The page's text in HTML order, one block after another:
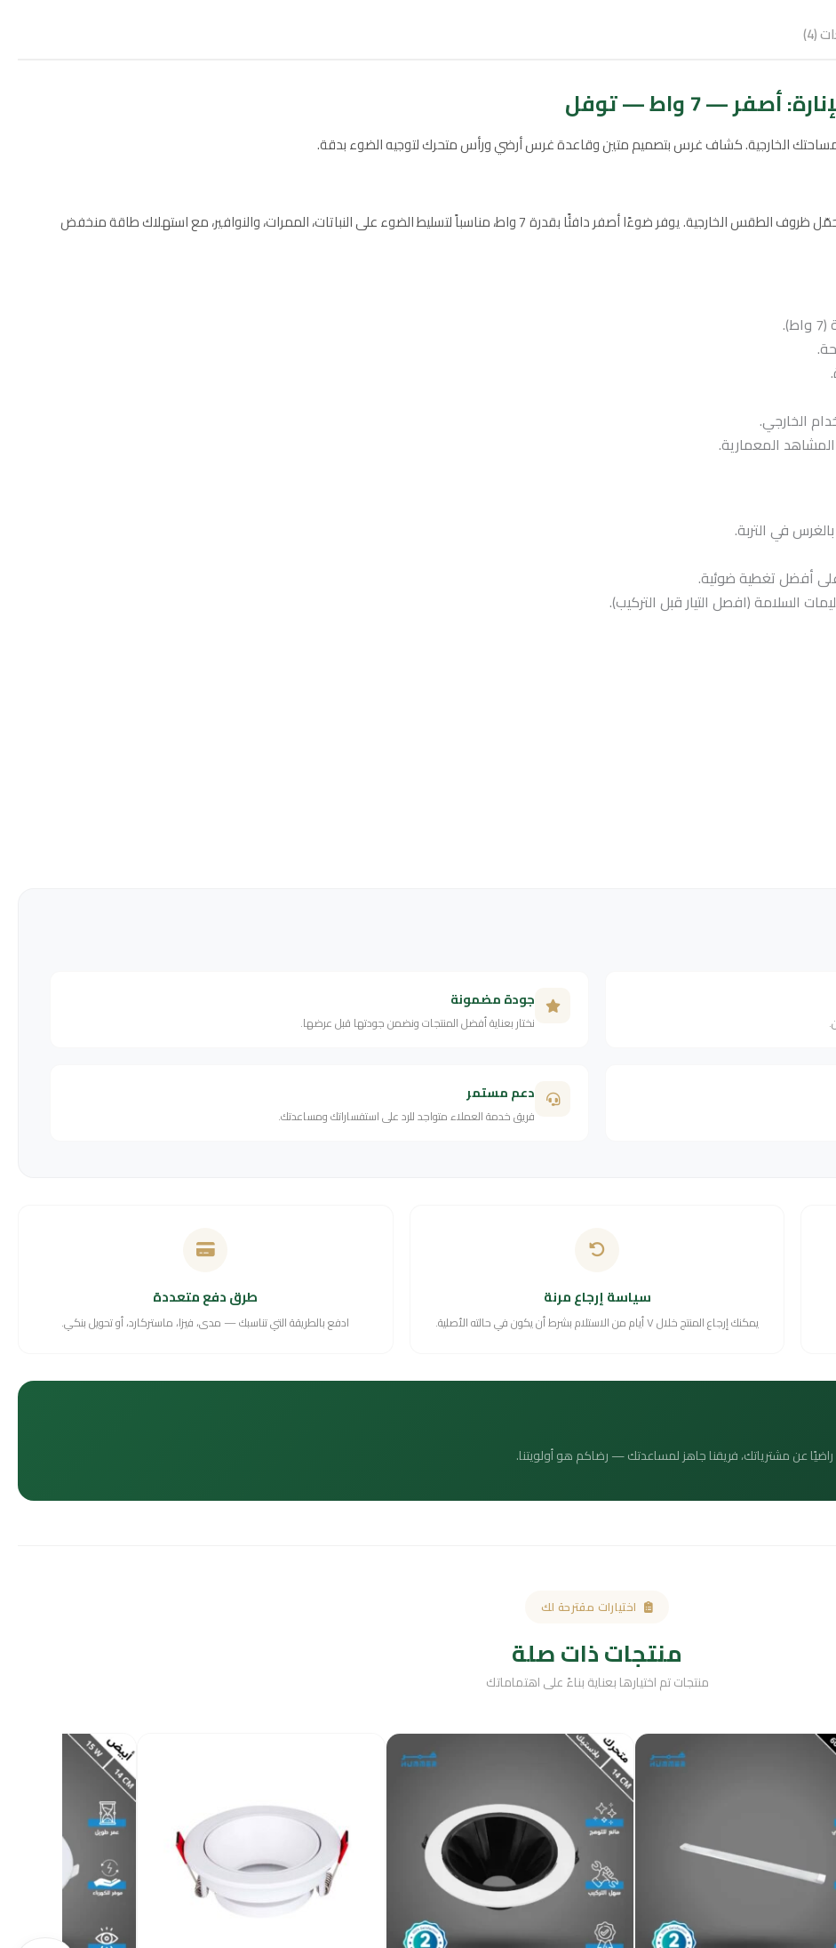
(4)
— 7 واط — توفل
الخارجية. كشاف غرس بتصميم متين وقاعدة غرس أرضي ورأس متحرك لتوجيه الضوء بدقة.
جدد مظهر حديقتك مع كشاف غرس يعمل بالكهرباء ومصمم لتحمّل ظروف الطقس الخارجية. يوفر ضوءًا أصفر دافئًا بقدرة 7 واط، مناسباً لتسليط الضوء على النباتات، الممرات، والنوافير، مع استهلاك طاقة منخفض
الخارجي.
المعمارية.
في التربة.
أفضل تغطية ضوئية.
السلامة (افصل التيار قبل التركيب).
جودة مضمونة
نختار بعناية أفضل المنتجات ونضمن جودتها قبل عرضها.
دعم مستمر
فريق خدمة العملاء متواجد للرد على استفساراتك ومساعدتك.
سياسة إرجاع مرنة
يمكنك إرجاع المنتج خلال ٧ أيام من الاستلام بشرط أن يكون في حالته الأصلية.
طرق دفع متعددة
ادفع بالطريقة التي تناسبك — مدى، فيزا، ماستركارد، أو تحويل بنكي.
راضيًا عن مشترياتك، فريقنا جاهز لمساعدتك — رضاكم هو أولويتنا.
اختيارات مقترحة لك
منتجات ذات صلة
منتجات تم اختيارها بعناية بناءً على اهتماماتك